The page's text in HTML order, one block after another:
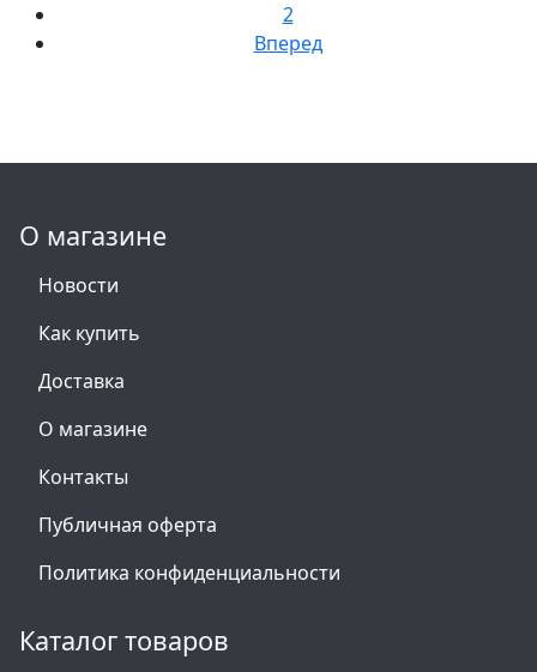
2
Вперед
О магазине
Новости
Как купить
Доставка
О магазине
Контакты
Публичная оферта
Политика конфиденциальности
Каталог товаров